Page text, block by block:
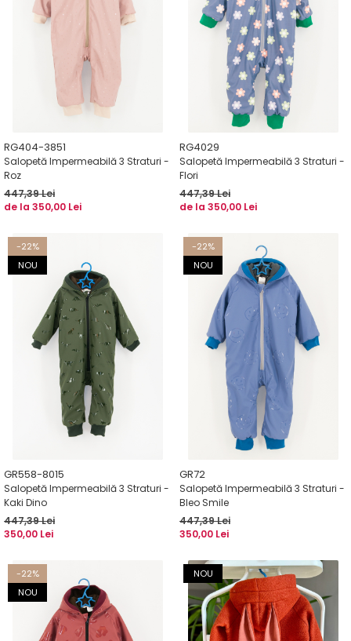
RG404-3851
Salopetă Impermeabilă 3 Straturi -
Roz
447,39 Lei
de la 350,00 Lei
RG4029
Salopetă Impermeabilă 3 Straturi -
Flori
447,39 Lei
de la 350,00 Lei
-22%
NOU
GR558-8015
Salopetă Impermeabilă 3 Straturi -
Kaki Dino
447,39 Lei
350,00 Lei
-22%
NOU
GR72
Salopetă Impermeabilă 3 Straturi -
Bleo Smile
447,39 Lei
350,00 Lei
-22%
NOU
NOU